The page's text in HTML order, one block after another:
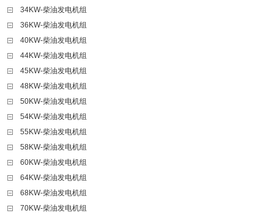
34KW-柴油发电机组
36KW-柴油发电机组
40KW-柴油发电机组
44KW-柴油发电机组
45KW-柴油发电机组
48KW-柴油发电机组
50KW-柴油发电机组
54KW-柴油发电机组
55KW-柴油发电机组
58KW-柴油发电机组
60KW-柴油发电机组
64KW-柴油发电机组
68KW-柴油发电机组
70KW-柴油发电机组